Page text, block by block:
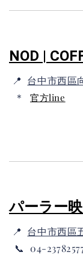
NOD |
📍 台中市西區
＊ 官方line
パーラー
📍 台中市西區
📞 04-